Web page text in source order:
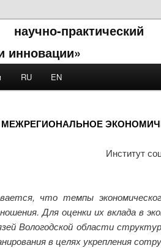
научно-
инновации»
RU EN
МЕЖРЕГИОНАЛЬНОЕ
Институт
что темпы
Для оценки их вклада в
Вологодской области
в целях укрепления